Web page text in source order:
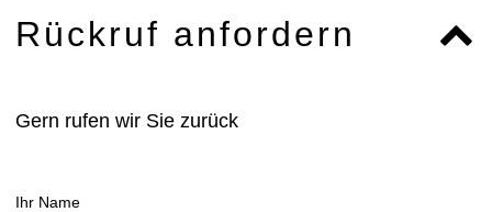
Rückruf anfordern
Gern rufen wir Sie zurück
Ihr Name